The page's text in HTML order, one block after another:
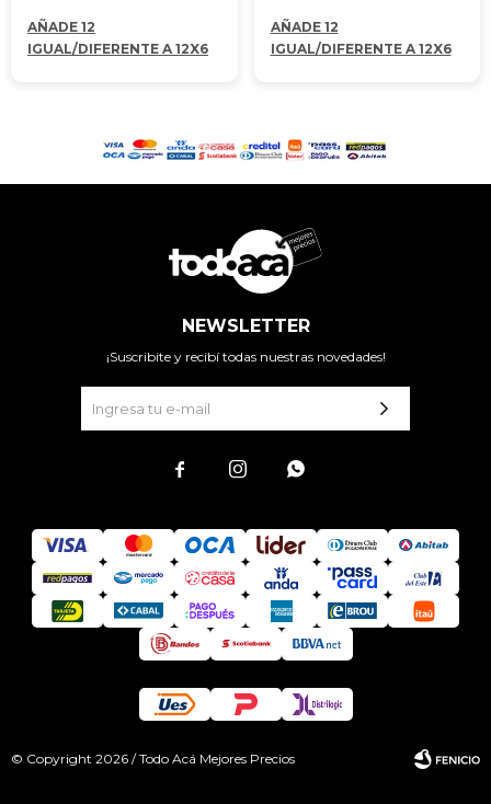
AÑADE 12
IGUAL/DIFERENTE A 12X6
AÑADE 12
IGUAL/DIFERENTE A 12X6
NEWSLETTER
¡Suscribite y recibí todas nuestras novedades!
  
© Copyright 2026 / Todo Acá Mejores Precios